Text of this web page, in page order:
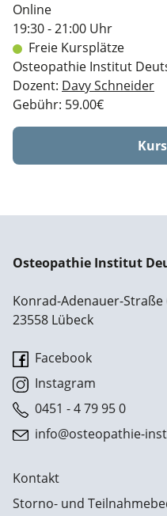
Online
19:30 - 21:00 Uhr
Freie Kursplätze
Osteopathie Institut
Dozent: Davy Schneider
Gebühr: 59.00€
Osteopathie Institut
Konrad-Adenauer-Straße
23558 Lübeck
Facebook
Instagram
0451 - 4 79 95 0
info@osteopathie-
Kontakt
Storno- und